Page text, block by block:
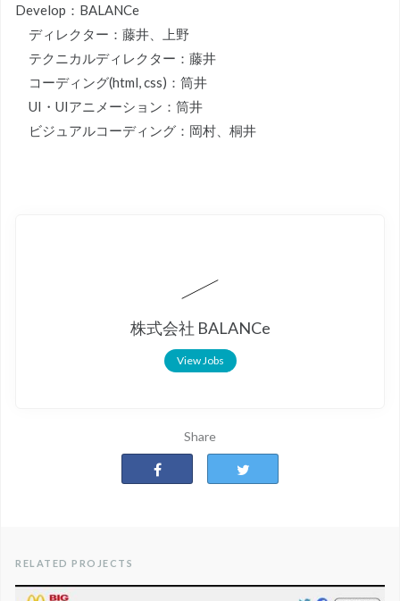
Develop：BALANCe
ディレクター：藤井、上野
テクニカルディレクター：藤井
コーディング(html, css)：筒井
UI・UIアニメーション：筒井
ビジュアルコーディング：岡村、桐井
株式会社 BALANCe
View Jobs
Share
RELATED PROJECTS